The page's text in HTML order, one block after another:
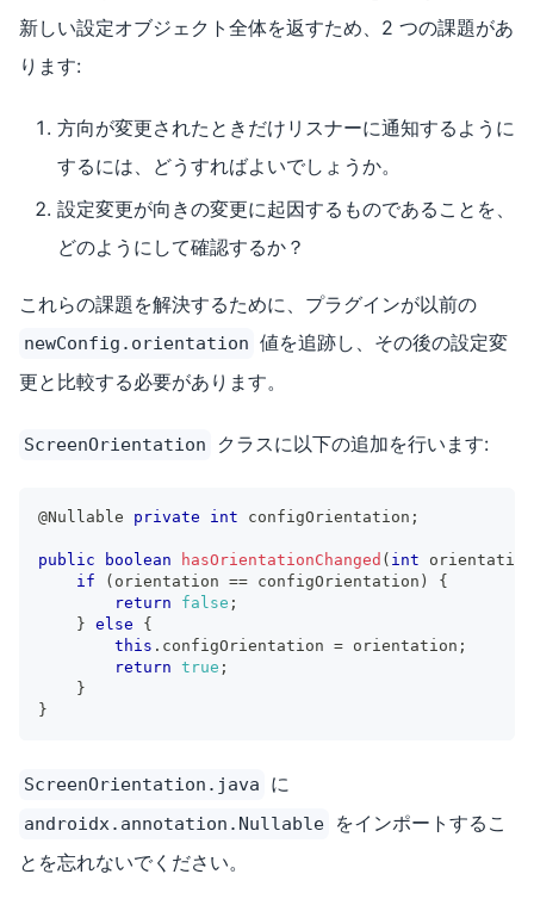
新しい設定オブジェクト全体を返すため、2 つの課題があ
ります:
方向が変更されたときだけリスナーに通知するように
するには、どうすればよいでしょうか。
設定変更が向きの変更に起因するものであることを、
どのようにして確認するか？
これらの課題を解決するために、プラグインが以前の
newConfig.orientation 値を追跡し、その後の設定変
更と比較する必要があります。
ScreenOrientation クラスに以下の追加を行います:
@Nullable private int configOrientation ;
public boolean hasOrientationChanged ( int orientation
if
( orientation == configOrientation )
{
return
false ;
} else
{
this . configOrientation = orientation ;
return true ;
}
}
ScreenOrientation.java に
androidx.annotation.Nullable
をインポートするこ
とを忘れないでください。